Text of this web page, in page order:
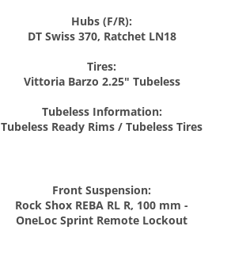
Hubs (F/R):
DT Swiss 370, Ratchet LN18
Tires:
Vittoria Barzo 2.25" Tubeless
Tubeless Information:
Tubeless Ready Rims / Tubeless Tires
Front Suspension:
Rock Shox REBA RL R, 100 mm -
OneLoc Sprint Remote Lockout